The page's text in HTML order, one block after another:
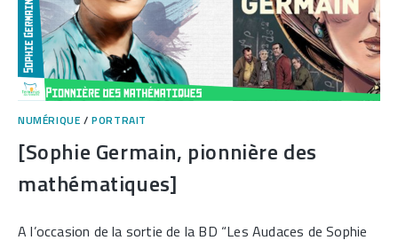
NUMÉRIQUE /PORTRAIT
[Sophie Germain, pionnière des
mathématiques]
A l’occasion de la sortie de la BD “Les Audaces de Sophie